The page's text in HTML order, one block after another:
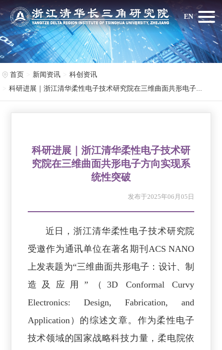
EN
首页 新闻资讯
科创资讯
科研进展｜浙江清华柔性电子技术研究院在三维曲面共形电子...
科研进展｜浙江清华柔性电子技术研
究院在三维曲面共形电子方向实现系
统性突破
发布于2025年06月05日
近日，浙江清华柔性电子技术研究院
受邀作为通讯单位在著名期刊ACS NANO
上发表题为“三维曲面共形电子：设计、制
造及应用”（3D Conformal Curvy
Electronics: Design, Fabrication, and
Application）的综述文章。作为柔性电子
技术领域的国家战略科技力量，柔电院依